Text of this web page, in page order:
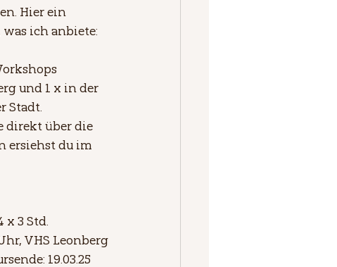
Hier ein
ich anbiete:
und 1 x in der
Stadt.
direkt über die
ersiehst du im
3 Std.
VHS Leonberg
19.03.25